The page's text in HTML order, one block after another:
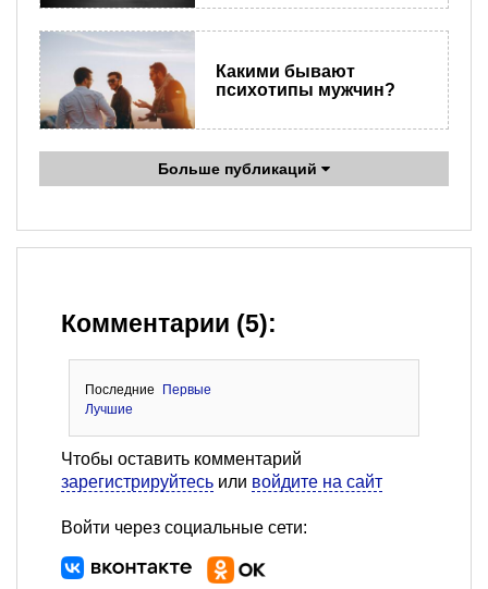
Какими бывают
психотипы мужчин?
Больше публикаций
Комментарии (5):
Последние
Первые
Лучшие
Чтобы оставить комментарий
зарегистрируйтесь или войдите на сайт
Войти через социальные сети: